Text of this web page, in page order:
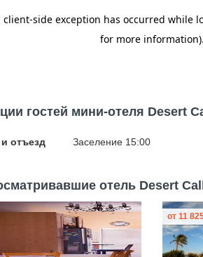
гостей мини-отеля Desert
и отъезд Заселение 15:00
отель Desert
от 11